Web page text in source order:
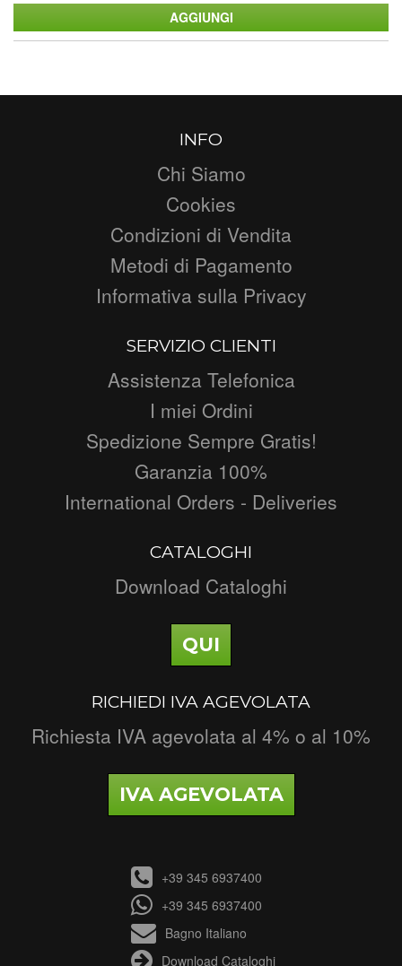
INFO
Chi Siamo
Cookies
Condizioni di Vendita
Metodi di Pagamento
Informativa sulla Privacy
SERVIZIO CLIENTI
Assistenza Telefonica
I miei Ordini
Spedizione Sempre Gratis!
Garanzia 100%
International Orders - Deliveries
CATALOGHI
Download Cataloghi
QUI
RICHIEDI IVA AGEVOLATA
Richiesta IVA agevolata al 4% o al 10%
IVA AGEVOLATA
+39 345 6937400
+39 345 6937400
Bagno Italiano
Download Cataloghi